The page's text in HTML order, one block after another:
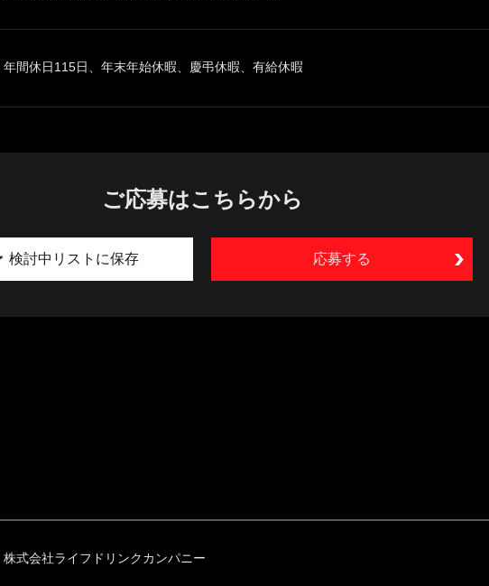
年間休日115日、年末年始休暇、慶弔休暇、有給休暇
ご応募はこちらから
応募する
検討中リストに保存
株式会社ライフドリンクカンパニー